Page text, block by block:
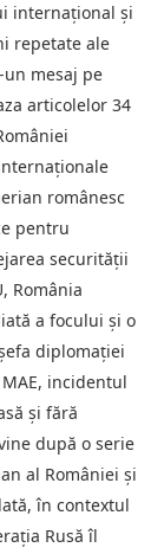
internațional și
repetate ale
un mesaj pe
articolelor 34
românesc
pentru
securității
România
a focului și o
diplomației
incidentul
și fără
după o serie
al României și
în contextul
Rusă îl